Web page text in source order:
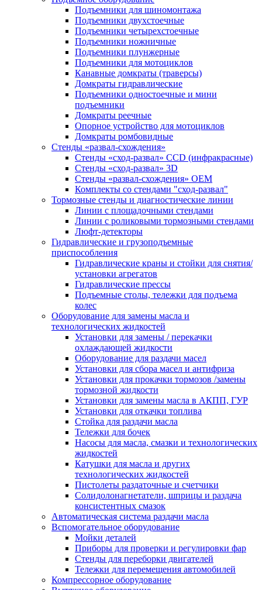
Подъемники для шиномонтажа
Подъемники двухстоечные
Подъемники четырехстоечные
Подъемники ножничные
Подъемники плунжерные
Подъемники для мотоциклов
Канавные домкраты (траверсы)
Домкраты гидравлические
Подъемники одностоечные и мини
подъемники
Домкраты реечные
Опорное устройство для мотоциклов
Домкраты ромбовидные
Стенды «развал-схождения»
Стенды «сход-развал» CCD (инфракрасные)
Стенды «сход-развал» 3D
Стенды «развал-схождения» ОЕМ
Комплекты со стендами "сход-развал"
Тормозные стенды и диагностические линии
Линии с площадочными стендами
Линии с роликовыми тормозными стендами
Люфт-детекторы
Гидравлические и грузоподъемные
приспособления
Гидравлические краны и стойки для снятия/
установки агрегатов
Гидравлические прессы
Подъемные столы, тележки для подъема
колес
Оборудование для замены масла и
технологических жидкостей
Установки для замены / перекачки
охлаждающей жидкости
Оборудование для раздачи масел
Установки для сбора масел и антифриза
Установки для прокачки тормозов /замены
тормозной жидкости
Установки для замены масла в АКПП, ГУР
Установки для откачки топлива
Стойка для раздачи масла
Тележки для бочек
Насосы для масла, смазки и технологических
жидкостей
Катушки для масла и других
технологических жидкостей
Пистолеты раздаточные и счетчики
Солидолонагнетатели, шприцы и раздача
консистентных смазок
Автоматическая система раздачи масла
Вспомогательное оборудование
Мойки деталей
Приборы для проверки и регулировки фар
Стенды для переборки двигателей
Тележки для перемещения автомобилей
Компрессорное оборудование